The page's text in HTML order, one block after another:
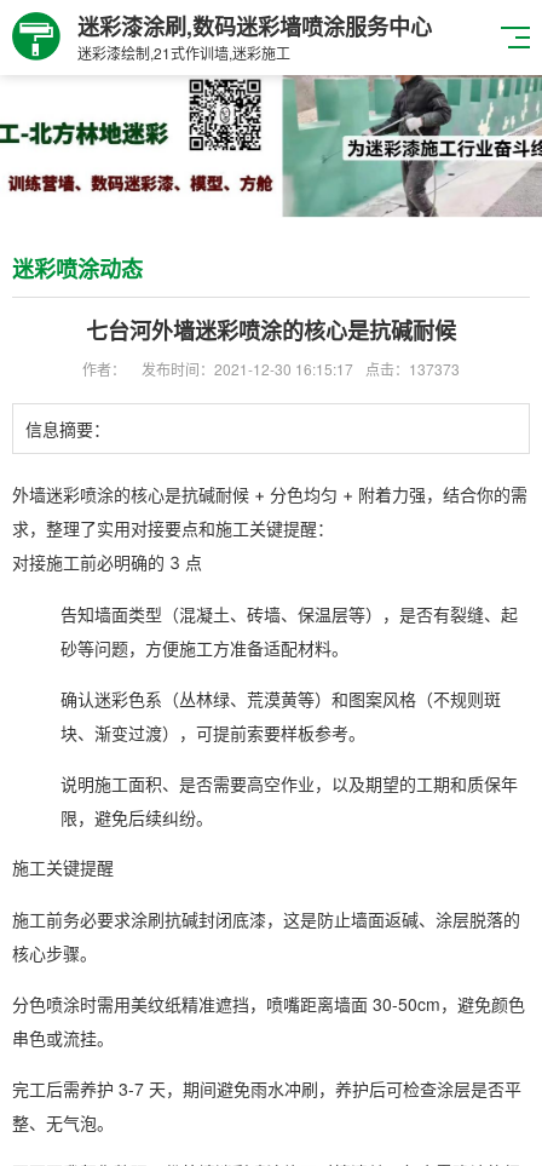
迷彩漆涂刷,数码迷彩墙喷涂服务中心
迷彩漆绘制,21式作训墙,迷彩施工
迷彩喷涂动态
七台河外墙迷彩喷涂的核心是抗碱耐候
作者： 发布时间：2021-12-30 16:15:17 点击：137373
信息摘要：
外墙迷彩喷涂的核心是抗碱耐候 + 分色均匀 + 附着力强，结合你的需
求，整理了实用对接要点和施工关键提醒：
对接施工前必明确的 3 点
告知墙面类型（混凝土、砖墙、保温层等），是否有裂缝、起
砂等问题，方便施工方准备适配材料。
确认迷彩色系（丛林绿、荒漠黄等）和图案风格（不规则斑
块、渐变过渡），可提前索要样板参考。
说明施工面积、是否需要高空作业，以及期望的工期和质保年
限，避免后续纠纷。
施工关键提醒
施工前务必要求涂刷抗碱封闭底漆，这是防止墙面返碱、涂层脱落的
核心步骤。
分色喷涂时需用美纹纸精准遮挡，喷嘴距离墙面 30-50cm，避免颜色
串色或流挂。
完工后需养护 3-7 天，期间避免雨水冲刷，养护后可检查涂层是否平
整、无气泡。